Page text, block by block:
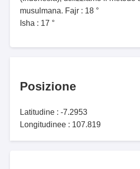
musulmana. Fajr : 18 °
Isha : 17 °
Posizione
Latitudine : -7.2953
Longitudinee : 107.819